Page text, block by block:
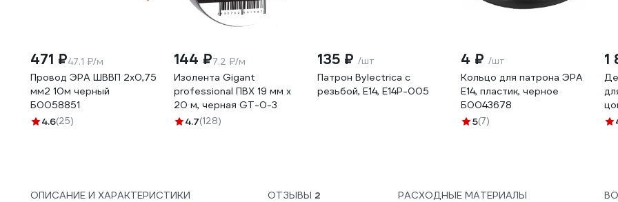
471 ₽47.1 ₽/м
Провод ЭРА ШВВП 2x0,75
мм2 10м черный
Б0058851
4.6(25)
144 ₽7.2 ₽/м
Изолента Gigant
professional ПВХ 19 мм х
20 м, черная GT-0-3
4.7(128)
135 ₽ /шт
Патрон Bylectrica с
резьбой, Е14, Е14Р-005
4 ₽ /шт
Кольцо для патрона ЭРА
E14, пластик, черное
Б0043678
5(7)
1
ОПИСАНИЕ И ХАРАКТЕРИСТИКИ ОТЗЫВЫ 2 РАСХОДНЫЕ МАТЕРИАЛЫ